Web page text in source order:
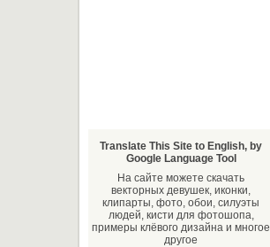
Translate This Site to English, by
Google Language Tool
На сайте можете скачать
векторных девушек, иконки,
клипарты, фото, обои, силуэты
людей, кисти для фотошопа,
примеры клёвого дизайна и многое
другое